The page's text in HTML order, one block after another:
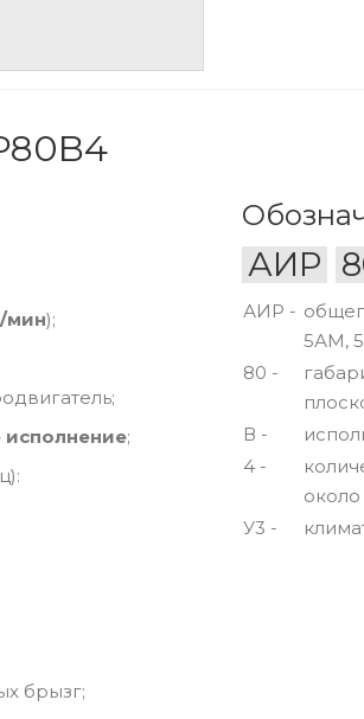
мин);
исполнение;
брызг;
АИР
АИР -
5АМ,
80 -
В -
4 -
У3 -